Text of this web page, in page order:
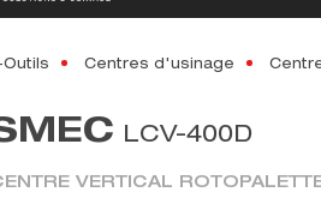
Outils Centres d'usinage
LCV-400D
VERTICAL